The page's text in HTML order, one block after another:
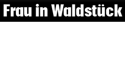
Frau in